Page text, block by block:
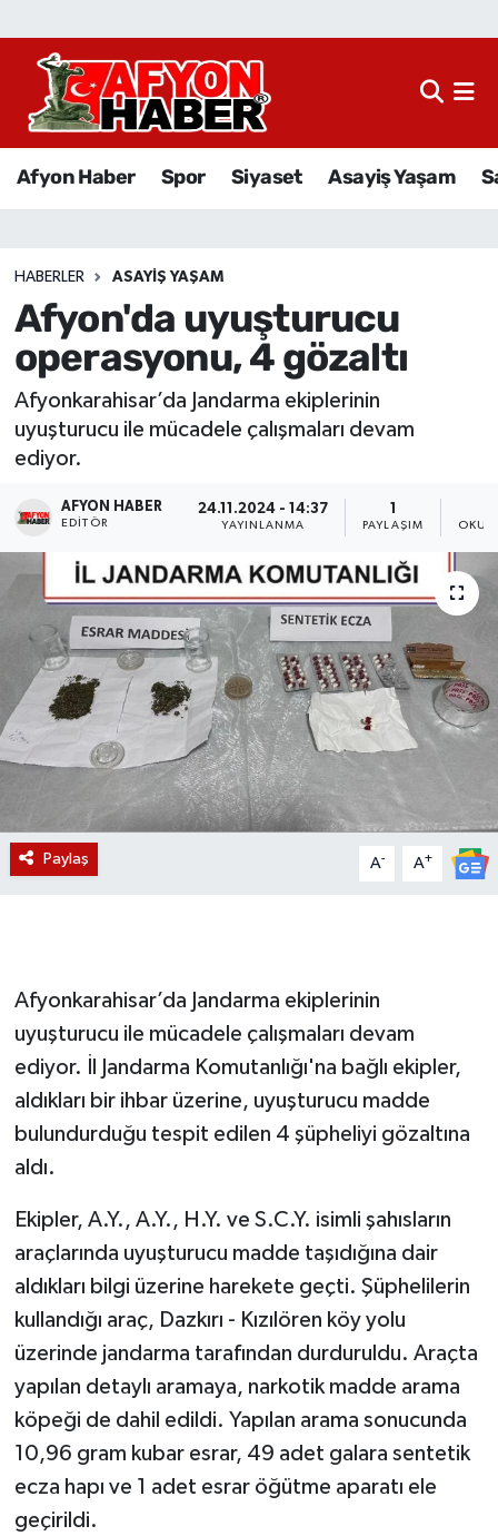
Afyon Haber Spor Siyaset Asayiş Yaşam
HABERLER ASAYIŞ YAŞAM
Afyon'da uyuşturucu
operasyonu, 4 gözaltı
Afyonkarahisar’da Jandarma ekiplerinin
uyuşturucu ile mücadele çalışmaları devam
ediyor.
AFYON HABER
EDITÖR
24.11.2024 - 14:37
YAYINLANMA PAYLAŞIM
Paylaş A- A+
Afyonkarahisar’da Jandarma ekiplerinin
uyuşturucu ile mücadele çalışmaları devam
ediyor. İl Jandarma Komutanlığı'na bağlı ekipler,
aldıkları bir ihbar üzerine, uyuşturucu madde
bulundurduğu tespit edilen 4 şüpheliyi gözaltına
aldı.
Ekipler, A.Y., A.Y., H.Y. ve S.C.Y. isimli şahısların
araçlarında uyuşturucu madde taşıdığına dair
aldıkları bilgi üzerine harekete geçti. Şüphelilerin
kullandığı araç, Dazkırı - Kızılören köy yolu
üzerinde jandarma tarafından durduruldu. Araçta
yapılan detaylı aramaya, narkotik madde arama
köpeği de dahil edildi. Yapılan arama sonucunda
10,96 gram kubar esrar, 49 adet galara sentetik
ecza hapı ve 1 adet esrar öğütme aparatı ele
geçirildi.
Afyon Haber
Sağlık
Eğitim
Sivil Toplum
Etkinlikler